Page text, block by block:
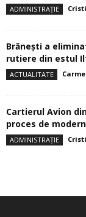
ADMINISTRAȚIE
Brănești a
rutiere din estul
ACTUALITATE
Cartierul Avion
proces de
ADMINISTRAȚIE